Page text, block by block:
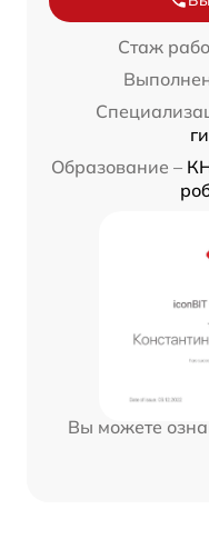
Стаж
Образование –
Вы можете